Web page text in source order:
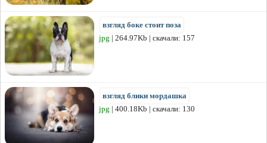
взгляд боке стоит поза
jpg | 264.97Kb | скачали: 157
взгляд блики мордашка
jpg | 400.18Kb | скачали: 130